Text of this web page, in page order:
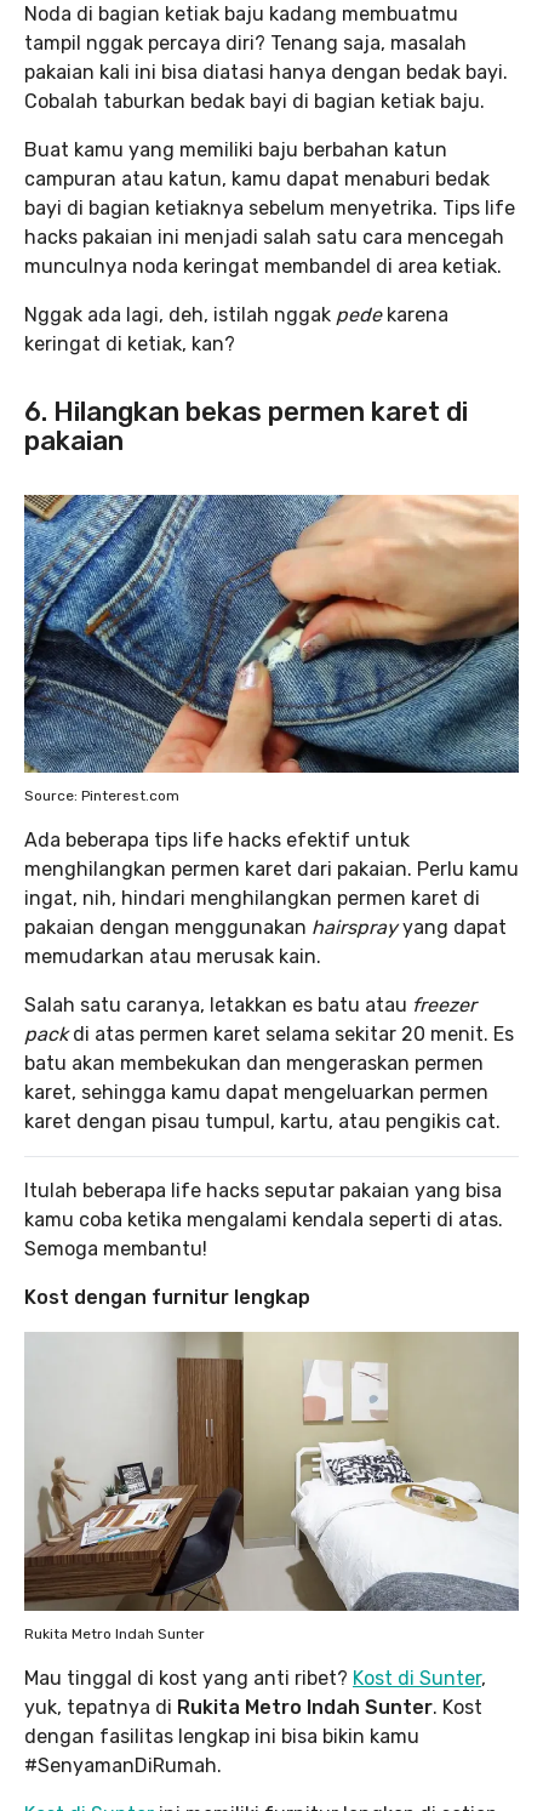
Noda di bagian ketiak baju kadang membuatmu
tampil nggak percaya diri? Tenang saja, masalah
pakaian kali ini bisa diatasi hanya dengan bedak bayi.
Cobalah taburkan bedak bayi di bagian ketiak baju.
Buat kamu yang memiliki baju berbahan katun
campuran atau katun, kamu dapat menaburi bedak
bayi di bagian ketiaknya sebelum menyetrika. Tips life
hacks pakaian ini menjadi salah satu cara mencegah
munculnya noda keringat membandel di area ketiak.
Nggak ada lagi, deh, istilah nggak pede karena
keringat di ketiak, kan?
6. Hilangkan bekas permen karet di
pakaian
Source: Pinterest.com
Ada beberapa tips life hacks efektif untuk
menghilangkan permen karet dari pakaian. Perlu kamu
ingat, nih, hindari menghilangkan permen karet di
pakaian dengan menggunakan hairsprayyang dapat
memudarkan atau merusak kain.
Salah satu caranya, letakkan es batu atau freezer
packdi atas permen karet selama sekitar 20 menit. Es
batu akan membekukan dan mengeraskan permen
karet, sehingga kamu dapat mengeluarkan permen
karet dengan pisau tumpul, kartu, atau pengikis cat.
Itulah beberapa life hacks seputar pakaian yang bisa
kamu coba ketika mengalami kendala seperti di atas.
Semoga membantu!
Kost dengan furnitur lengkap
Rukita Metro Indah Sunter
Mau tinggal di kost yang anti ribet? Kost di Sunter,
yuk, tepatnya di Rukita Metro Indah Sunter. Kost
dengan fasilitas lengkap ini bisa bikin kamu
#SenyamanDiRumah.